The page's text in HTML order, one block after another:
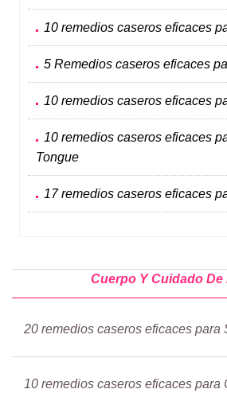
10 remedios caseros eficaces
5 Remedios caseros eficaces
10 remedios caseros eficaces
10 remedios caseros eficaces
Tongue
17 remedios caseros eficaces
Cuerpo Y Cuidado De
20 remedios caseros eficaces para
10 remedios caseros eficaces para